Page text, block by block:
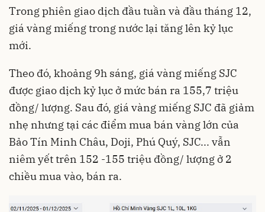
Trong phiên giao dịch đầu tuần và đầu tháng 12,
giá vàng miếng trong nước lại tăng lên kỷ lục
mới.
Theo đó, khoảng 9h sáng, giá vàng miếng SJC
được giao dịch kỷ lục ở mức bán ra 155,7 triệu
đồng/ lượng. Sau đó, giá vàng miếng SJC đã giảm
nhẹ nhưng tại các điểm mua bán vàng lớn của
Bảo Tín Minh Châu, Doji, Phú Quý, SJC... vẫn
niêm yết trên 152 -155 triệu đồng/ lượng ở 2
chiều mua vào, bán ra.